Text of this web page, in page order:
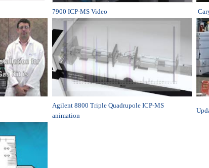
7900 ICP-MS Video
Agilent 8800 Triple Quadrupole ICP-MS
animation